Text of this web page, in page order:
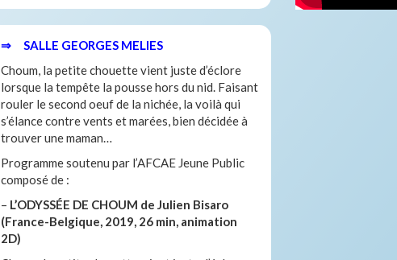
⇒ SALLE GEORGES MELIES
Choum, la petite chouette vient juste d’éclore
lorsque la tempête la pousse hors du nid. Faisant
rouler le second oeuf de la nichée, la voilà qui
s’élance contre vents et marées, bien décidée à
trouver une maman…
Programme soutenu par l’AFCAE Jeune Public
composé de :
– L’ODYSSÉE DE CHOUM de Julien Bisaro
(France-Belgique, 2019, 26 min, animation
2D)